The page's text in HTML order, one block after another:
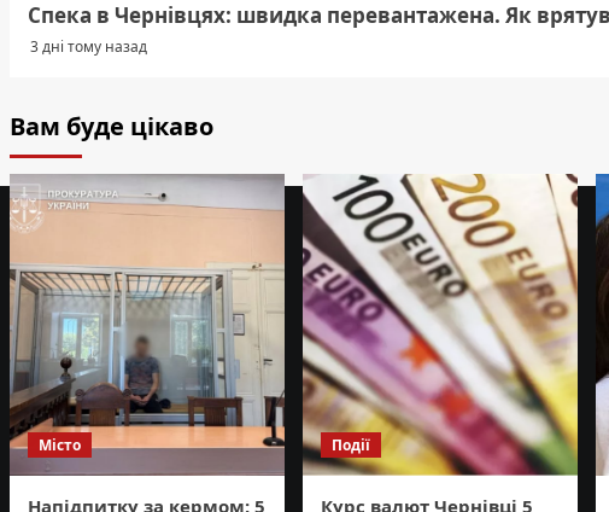
Спека в Чернівцях: швидка перевантажена. Як
3 дні тому назад
Вам буде цікаво
Місто
Напідпитку за кермом: 5
Події
Курс валют Чернівці 5